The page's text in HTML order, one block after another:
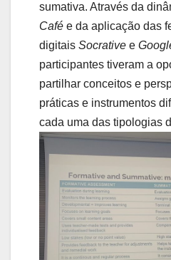
sumativa. Através da
Café e da aplicação das
digitais Socrative e
participantes tiveram a
partilhar conceitos e
práticas e instrumentos
cada uma das tipologias